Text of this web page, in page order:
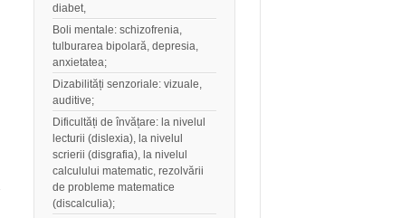
diabet,
Boli mentale: schizofrenia,
tulburarea bipolară, depresia,
anxietatea;
Dizabilități senzoriale: vizuale,
auditive;
Dificultăți de învățare: la nivelul
lecturii (dislexia), la nivelul
scrierii (disgrafia), la nivelul
calculului matematic, rezolvării
de probleme matematice
(discalculia);